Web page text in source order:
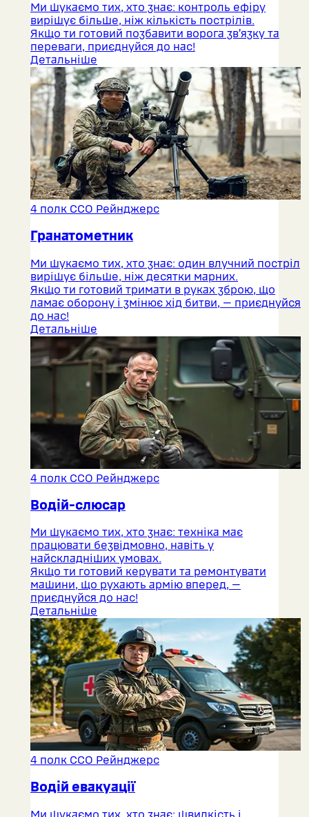
Ми шукаємо тих, хто знає: контроль ефіру
вирішує більше, ніж кількість пострілів.
Якщо ти готовий позбавити ворога зв’язку та
переваги, приєднуйся до нас!
Детальніше
4 полк ССО Рейнджерс
Гранатометник
Ми шукаємо тих, хто знає: один влучний постріл
вирішує більше, ніж десятки марних.
Якщо ти готовий тримати в руках зброю, що
ламає оборону і змінює хід битви, — приєднуйся
до нас!
Детальніше
4 полк ССО Рейнджерс
Водій-слюсар
Ми шукаємо тих, хто знає: техніка має
працювати безвідмовно, навіть у
найскладніших умовах.
Якщо ти готовий керувати та ремонтувати
машини, що рухають армію вперед, —
приєднуйся до нас!
Детальніше
4 полк ССО Рейнджерс
Водій евакуації
Ми шукаємо тих, хто знає: швидкість і